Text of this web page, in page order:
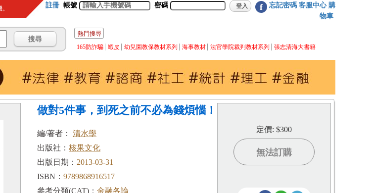
註冊 帳號 密碼 f 忘記密碼 客服中心 購
物車
熱門搜尋
165防詐騙
蝦皮 幼兒園教保教材系列 海事教材 法官學院裁判教材系列 張志清海大書籍
做對5件事，到死之前不必為錢煩惱！
編/著者： 清水學
出版社： 核果文化
出版日期： 2013-03-31
ISBN： 9789868916517
參考分類(CAT)： 金融各論
定價: $300
無法訂購